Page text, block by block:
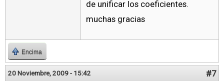
de unificar los coeficientes.
muchas gracias
Encima
20 Noviembre, 2009 - 15:42 #7